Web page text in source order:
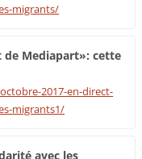
migrants/
de Mediapart»: cette
2017-en-direct-
migrants1/
avec les